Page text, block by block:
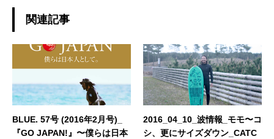
よろしくお願いいたします。◆担当業務：店舗
運営◆東京都出身：一宮町在住 ◆誕生日：
1980年7月31日
関連記事
BLUE. 57号 (2016年2月号)_
『GO JAPAN!』〜僕らは日本
2016_04_10_波情報_モモ〜コ
シ、更にサイズダウン_CATC